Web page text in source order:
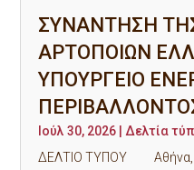
ΣΥΝΑΝΤΗΣΗ
ΑΡΤΟΠΟΙΩΝ
ΥΠΟΥΡΓΕΙΟ
Ιούλ 30, 2026
Δελτία
ΔΕΛΤΙΟ ΤΥΠΟΥ Αθήνα,